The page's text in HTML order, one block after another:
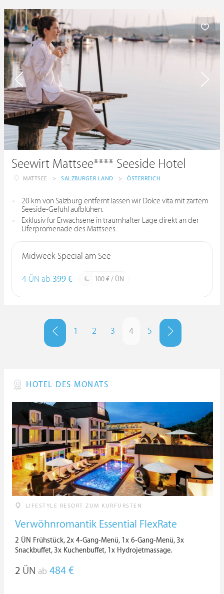
Seewirt Mattsee**** Seeside Hotel
MATTSEE > SALZBURGER LAND > ÖSTERREICH
20 km von Salzburg entfernt lassen wir Dolce vita mit zartem
Seeside-Gefühl aufblühen.
Exklusiv für Erwachsene in traumhafter Lage direkt an der
Uferpromenade des Mattsees.
Midweek-Special am See
4 ÜN ab 399 € 100 € / ÜN
1 2 3 4 5
HOTEL DES MONATS
LIFESTYLE RESORT ZUM KURFÜRSTEN
Verwöhnromantik Essential FlexRate
2 ÜN Frühstück, 2x 4-Gang-Menü, 1x 6-Gang-Menü, 3x
Snackbuffet, 3x Kuchenbuffet, 1x Hydrojetmassage.
2 ÜN ab 484 €